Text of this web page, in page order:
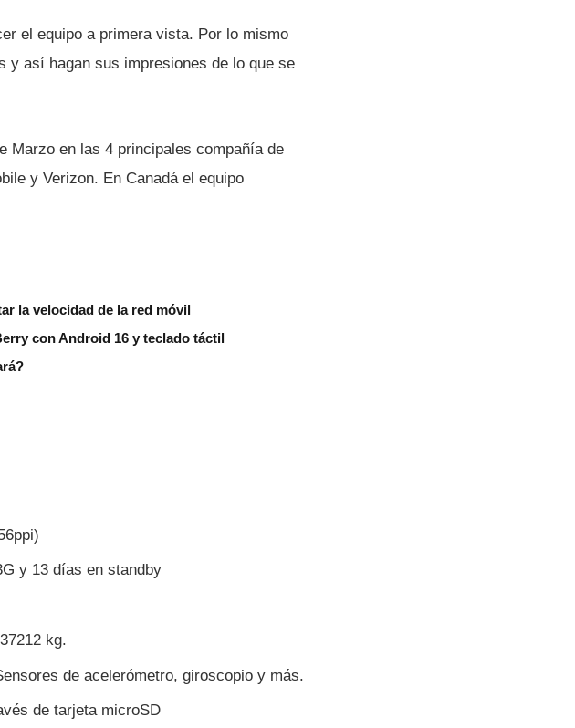
el equipo a primera vista. Por lo mismo
y así­ hagan sus impresiones de lo que se
Marzo en las 4 principales compañí­a de
y Verizon. En Canadá el equipo
la velocidad de la red móvil
con Android 16 y teclado táctil
y 13 dí­as en standby
kg.
de acelerómetro, giroscopio y más.
de tarjeta microSD